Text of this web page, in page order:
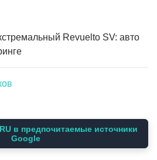
Revuelto SV: авто
в предпочитаемые источники
Google